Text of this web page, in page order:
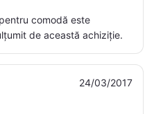
comodă este
de această achiziție.
24/03/2017